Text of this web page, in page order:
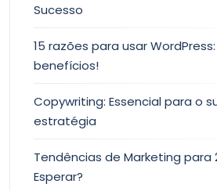
Sucesso
15 razões para usar
benefícios!
Copywriting: Essencial para o
estratégia
Tendências de Marketing para
Esperar?